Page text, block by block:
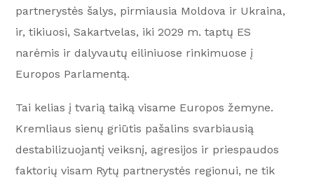
partnerystės šalys, pirmiausia Moldova ir Ukraina,
ir, tikiuosi, Sakartvelas, iki 2029 m. taptų ES
narėmis ir dalyvautų eiliniuose rinkimuose į
Europos Parlamentą.
Tai kelias į tvarią taiką visame Europos žemyne.
Kremliaus sienų griūtis pašalins svarbiausią
destabilizuojantį veiksnį, agresijos ir priespaudos
faktorių visam Rytų partnerystės regionui, ne tik